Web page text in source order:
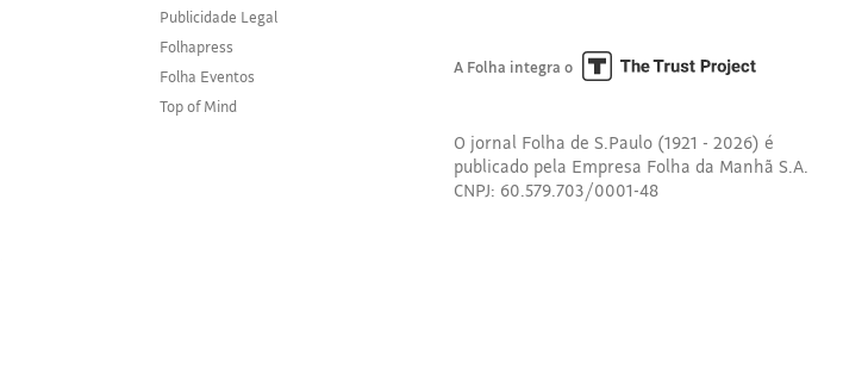
Publicidade Legal
Folhapress
Folha Eventos
Top of Mind
A Folha integra o
O jornal Folha de S.Paulo (1921 - 2026) é
publicado pela Empresa Folha da Manhã S.A.
CNPJ: 60.579.703/0001-48